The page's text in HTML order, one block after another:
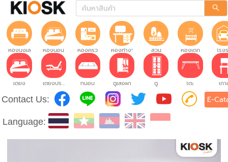
ห้องนั่งเล่น ห้องนอน ห้องครัว ห้องทำงาน สวน ห้องเด็ก โรง
เตียง เตียงปรับระดับ ที่นอน ตู้เสื้อผ้า ตู้ โต๊ะ เก้
Contact Us: E-
Language: